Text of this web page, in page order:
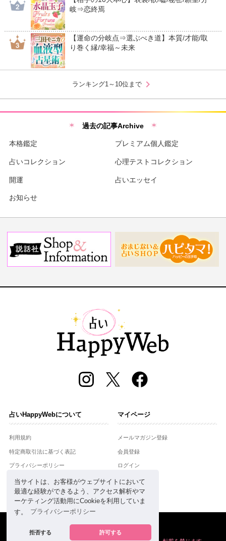
当サイトは、お客様がウェブサイトにおいて
最適な経験ができるよう、アクセス解析やマ
ーケティング活動用にCookieを利用していま
す。
プライバシーポリシー
拒否する 許可する
岐⇒恋終焉
【運命の分岐点⇒選ぶべき道】本質/才能/取
り巻く縁/幸福～未来
ランキング1～10位まで chevron_right
過去の記事Archive
本格鑑定 プレミアム個人鑑定
占いコレクション 心理テストコレクション
開運 占いエッセイ
お知らせ
占いHappyWebについて
利用規約
特定商取引法に基づく表記
プライバシーポリシー
運営会社
お問合せ
マイページ
メールマガジン登録
会員登録
ログイン
powered by